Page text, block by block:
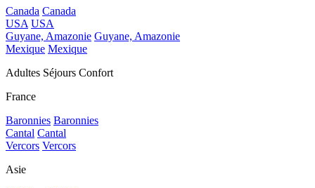
Canada Canada
USA USA
Guyane, Amazonie Guyane, Amazonie
Mexique Mexique
Adultes Séjours Confort
France
Baronnies Baronnies
Cantal Cantal
Vercors Vercors
Asie